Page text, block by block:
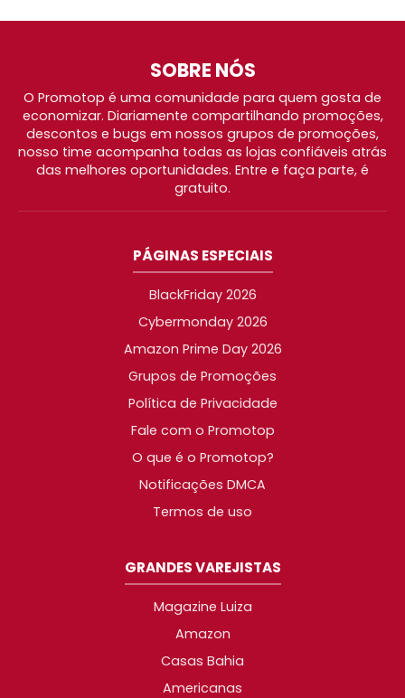
SOBRE NÓS
O Promotop é uma comunidade para quem gosta de
economizar. Diariamente compartilhando promoções,
descontos e bugs em nossos grupos de promoções,
nosso time acompanha todas as lojas confiáveis atrás
das melhores oportunidades. Entre e faça parte, é
gratuito.
PÁGINAS ESPECIAIS
BlackFriday 2026
Cybermonday 2026
Amazon Prime Day 2026
Grupos de Promoções
Política de Privacidade
Fale com o Promotop
O que é o Promotop?
Notificações DMCA
Termos de uso
GRANDES VAREJISTAS
Magazine Luiza
Amazon
Casas Bahia
Americanas